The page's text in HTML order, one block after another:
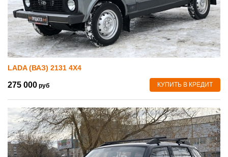
LADA (ВАЗ) 2131 4X4
275 000 руб КУПИТЬ В КРЕДИТ